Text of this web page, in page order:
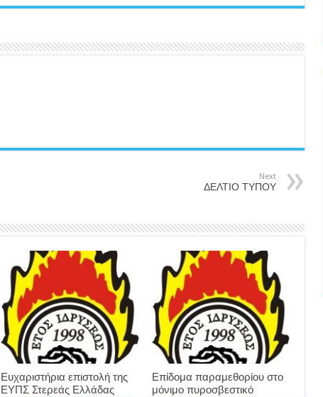
Next
ΔΕΛΤΙΟ ΤΥΠΟΥ
Ευχαριστήρια επιστολή της
ΕΥΠΣ Στερεάς Ελλάδας
Επίδομα παραμεθορίου στο
μόνιμο πυροσβεστικό